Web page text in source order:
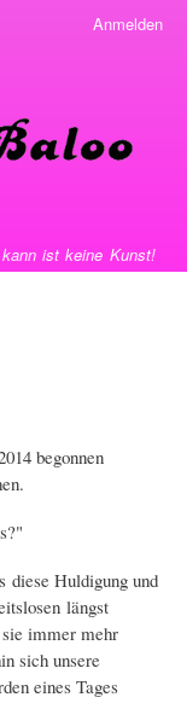
Anmelden
ist keine Kunst!
begonnen
diese Huldigung und
längst
immer mehr
sich unsere
eines Tages